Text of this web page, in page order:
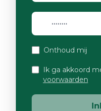
Onthoud mij
Ik ga akkoord
voorwaarden